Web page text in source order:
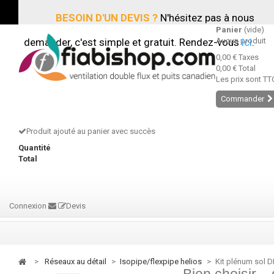
BESOIN D'UN DEVIS ?N'hésitez pas à nous
demander, c'est simple et gratuit. Rendez-vousici.
Panier (vide)
Aucun produit
0,00 € Taxes
0,00 € Total
Les prix sont
Commander
Produit ajouté au panier avec succès
Quantité
Total
Connexion Devis
> réseaux au détail > isopipe/flexpipe helios > Kit plénum sol